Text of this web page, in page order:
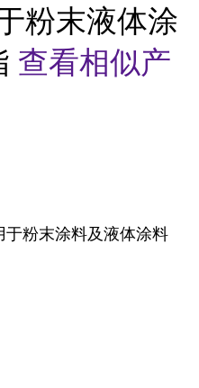
粉末液体涂
查看相似产
粉末涂料及液体涂料